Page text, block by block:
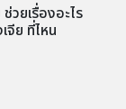
ช่วยเรื่องอะไร
จีย ที่ไหน